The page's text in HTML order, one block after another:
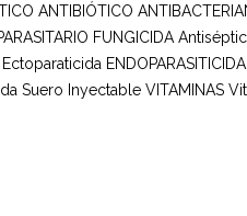
ANTIBIÓTICO
FUNGICIDA
Ectoparaticida ENDOPARASITICIDA
Suero Inyectable VITAMINAS